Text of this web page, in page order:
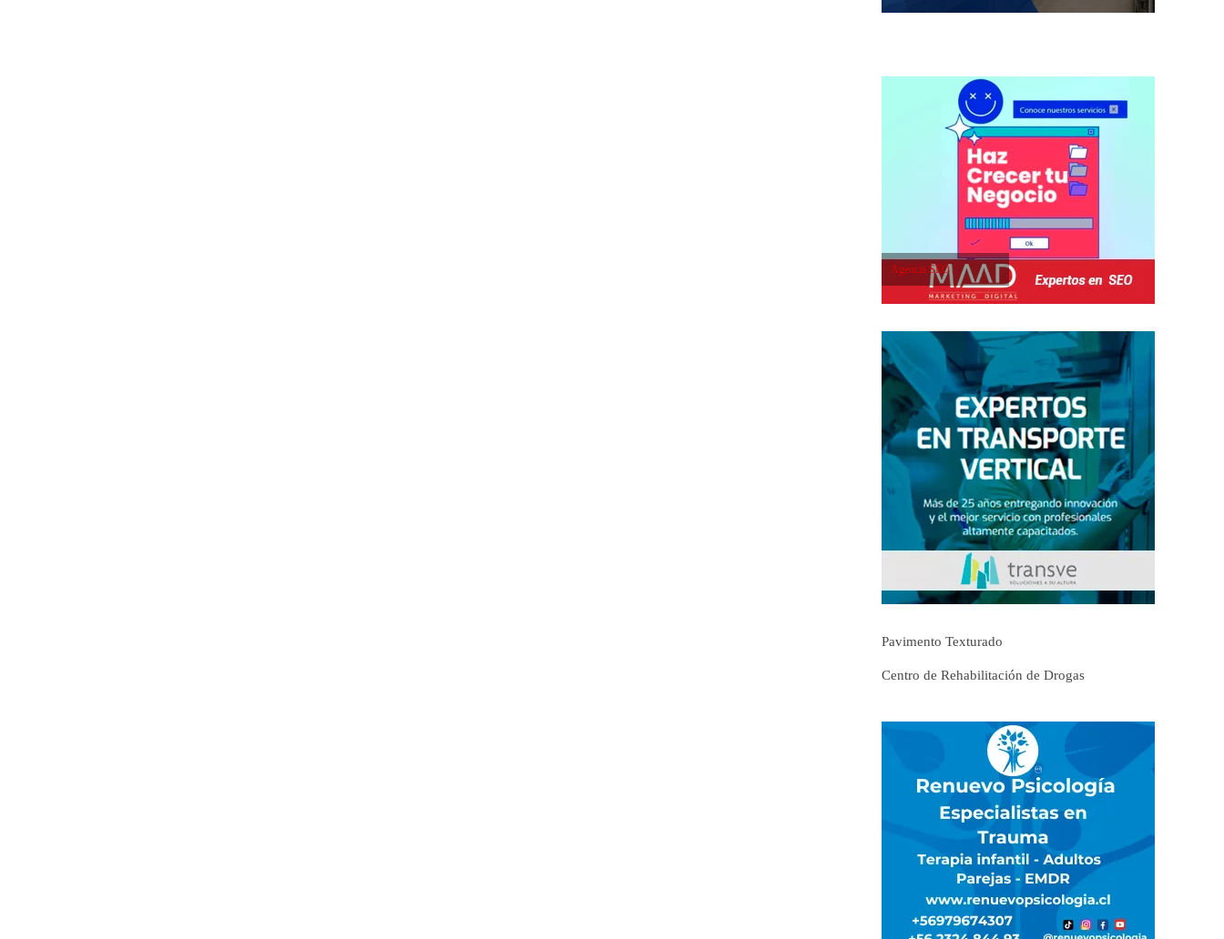
Agencia SEO
Pavimento Texturado
Centro de Rehabilitación de Drogas